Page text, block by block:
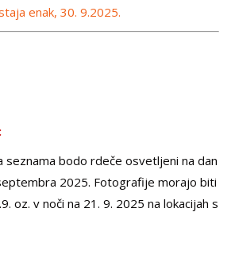
enak, 30. 9.2025.
bodo rdeče osvetljeni na dan
2025. Fotografije morajo biti
oz. v noči na 21. 9. 2025 na lokacijah s